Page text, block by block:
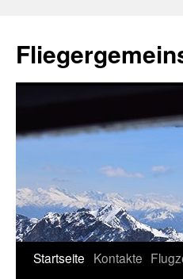
Skip
Startseite Kontakte